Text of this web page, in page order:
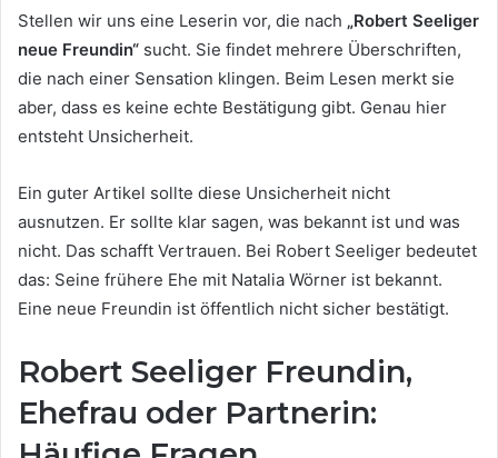
Stellen wir uns eine Leserin vor, die nach „Robert Seeliger
neue Freundin“ sucht. Sie findet mehrere Überschriften,
die nach einer Sensation klingen. Beim Lesen merkt sie
aber, dass es keine echte Bestätigung gibt. Genau hier
entsteht Unsicherheit.
Ein guter Artikel sollte diese Unsicherheit nicht
ausnutzen. Er sollte klar sagen, was bekannt ist und was
nicht. Das schafft Vertrauen. Bei Robert Seeliger bedeutet
das: Seine frühere Ehe mit Natalia Wörner ist bekannt.
Eine neue Freundin ist öffentlich nicht sicher bestätigt.
Robert Seeliger Freundin,
Ehefrau oder Partnerin: